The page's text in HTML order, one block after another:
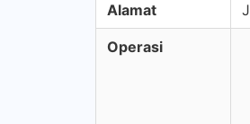
Alamat
Operasi